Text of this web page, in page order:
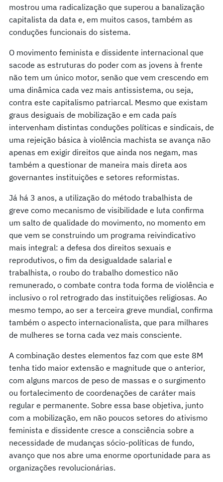
mostrou uma radicalização que superou a banalização
capitalista da data e, em muitos casos, também as
conduções funcionais do sistema.
O movimento feminista e dissidente internacional que
sacode as estruturas do poder com as jovens à frente
não tem um único motor, senão que vem crescendo em
uma dinâmica cada vez mais antissistema, ou seja,
contra este capitalismo patriarcal. Mesmo que existam
graus desiguais de mobilização e em cada país
intervenham distintas conduções políticas e sindicais, de
uma rejeição básica à violência machista se avança não
apenas em exigir direitos que ainda nos negam, mas
também a questionar de maneira mais direta aos
governantes instituições e setores reformistas.
Já há 3 anos, a utilização do método trabalhista de
greve como mecanismo de visibilidade e luta confirma
um salto de qualidade do movimento, no momento em
que vem se construindo um programa reivindicativo
mais integral: a defesa dos direitos sexuais e
reprodutivos, o fim da desigualdade salarial e
trabalhista, o roubo do trabalho domestico não
remunerado, o combate contra toda forma de violência e
inclusivo o rol retrogrado das instituições religiosas. Ao
mesmo tempo, ao ser a terceira greve mundial, confirma
também o aspecto internacionalista, que para milhares
de mulheres se torna cada vez mais consciente.
A combinação destes elementos faz com que este 8M
tenha tido maior extensão e magnitude que o anterior,
com alguns marcos de peso de massas e o surgimento
ou fortalecimento de coordenações de caráter mais
regular e permanente. Sobre essa base objetiva, junto
com a mobilização, em não poucos setores do ativismo
feminista e dissidente cresce a consciência sobre a
necessidade de mudanças sócio-políticas de fundo,
avanço que nos abre uma enorme oportunidade para as
organizações revolucionárias.